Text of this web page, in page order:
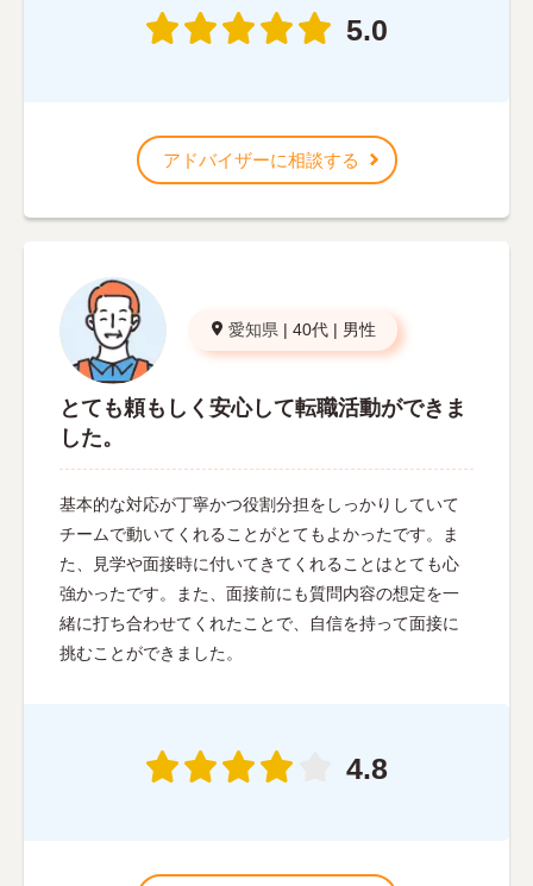
5.0
アドバイザーに相談する
愛知県 | 40代 | 男性
とても頼もしく安心して転職活動ができま
した。
基本的な対応が丁寧かつ役割分担をしっかりしていて
チームで動いてくれることがとてもよかったです。ま
た、見学や面接時に付いてきてくれることはとても心
強かったです。また、面接前にも質問内容の想定を一
緒に打ち合わせてくれたことで、自信を持って面接に
挑むことができました。
4.8